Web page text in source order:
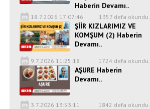
Haberin Devamı..
18.7.2026 17:07:46 1357 defa okundu.
ŞİİR KIZLARIMIZ VE
KOMŞUM (2) Haberin
Devamı..
9.7.2026 11:25:18 1724 defa okundu.
AŞURE Haberin
Devamı..
3.7.2026 13:53:11 1842 defa okundu.